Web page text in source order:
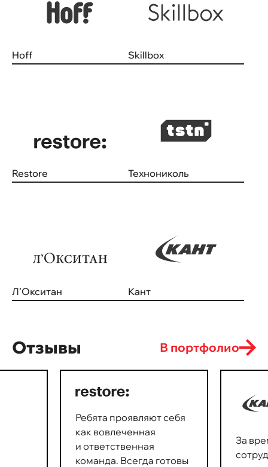
Hoff Skillbox
Restore Технониколь
Л’Окситан Кант
Отзывы В портфолио
Ребята проявляют себя
как вовлеченная
и ответственная
команда. Всегда готовы
За